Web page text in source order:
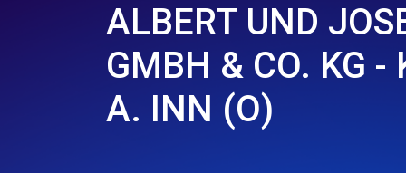
ALBERT UND
GMBH & CO. KG -
A. INN (O)